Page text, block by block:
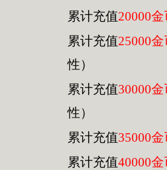
累计充值20000
累计充值25000
性）
累计充值30000
性）
累计充值35000
累计充值40000